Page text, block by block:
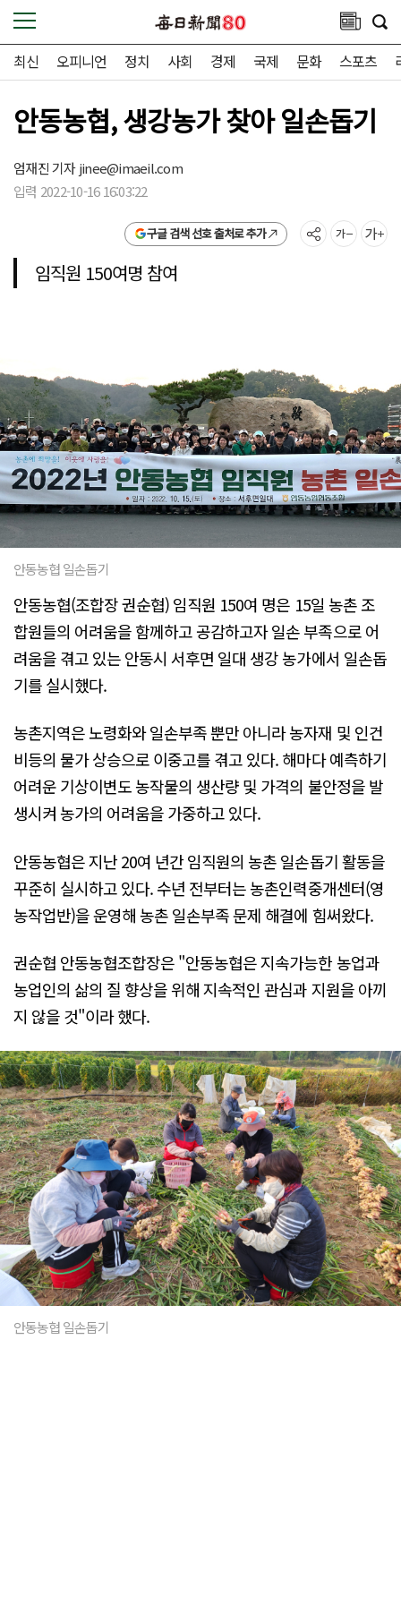
최신 오피니언 정치 사회 경제 국제 문화 스포츠
안동농협, 생강농가 찾아 일손돕기
엄재진 기자jinee@imaeil.com
입력 2022-10-16 16:03:22
구글 검색 선호 출처로 추가
임직원 150여명 참여
안동농협 일손돕기
안동농협(조합장 권순협) 임직원 150여 명은 15일 농촌 조
합원들의 어려움을 함께하고 공감하고자 일손 부족으로 어
려움을 겪고 있는 안동시 서후면 일대 생강 농가에서 일손돕
기를 실시했다.
농촌지역은 노령화와 일손부족 뿐만 아니라 농자재 및 인건
비등의 물가 상승으로 이중고를 겪고 있다. 해마다 예측하기
어려운 기상이변도 농작물의 생산량 및 가격의 불안정을 발
생시켜 농가의 어려움을 가중하고 있다.
안동농협은 지난 20여 년간 임직원의 농촌 일손돕기 활동을
꾸준히 실시하고 있다. 수년 전부터는 농촌인력중개센터(영
농작업반)을 운영해 농촌 일손부족 문제 해결에 힘써왔다.
권순협 안동농협조합장은 "안동농협은 지속가능한 농업과
농업인의 삶의 질 향상을 위해 지속적인 관심과 지원을 아끼
지 않을 것"이라 했다.
안동농협 일손돕기